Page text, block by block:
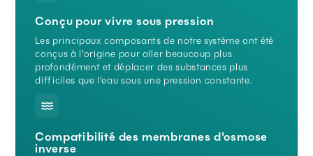
Conçu pour vivre sous pression
Les principaux composants de notre système ont été
conçus à l'origine pour aller beaucoup plus
profondément et déplacer des substances plus
difficiles que l'eau sous une pression constante.
Compatibilité des membranes d'osmose
inverse